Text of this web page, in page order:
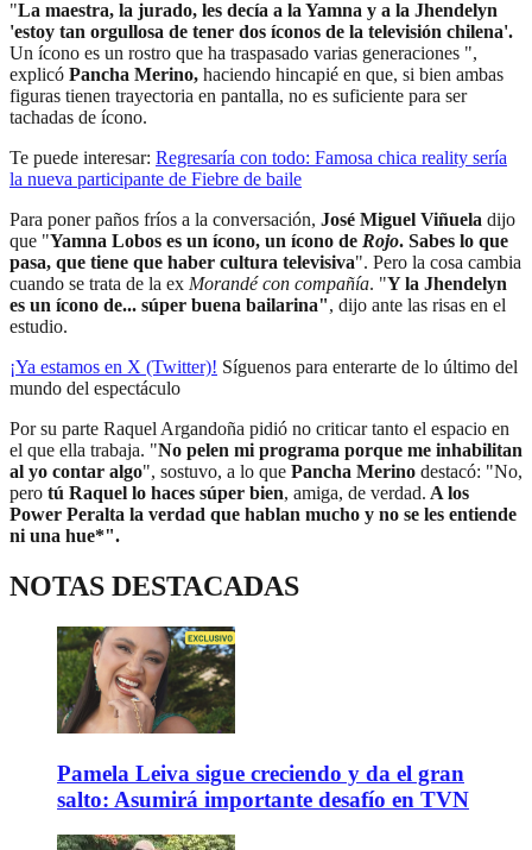
"La maestra, la jurado, les decía a la Yamna y a la Jhendelyn
'estoy tan orgullosa de tener dos íconos de la televisión chilena'.
Un ícono es un rostro que ha traspasado varias generaciones ",
explicó Pancha Merino, haciendo hincapié en que, si bien ambas
figuras tienen trayectoria en pantalla, no es suficiente para ser
tachadas de ícono.
Te puede interesar: Regresaría con todo: Famosa chica reality sería
la nueva participante de Fiebre de baile
Para poner paños fríos a la conversación, José Miguel Viñuela dijo
que "Yamna Lobos es un ícono, un ícono de Rojo. Sabes lo que
pasa, que tiene que haber cultura televisiva". Pero la cosa cambia
cuando se trata de la ex Morandé con compañía. "Y la Jhendelyn
es un ícono de... súper buena bailarina", dijo ante las risas en el
estudio.
¡Ya estamos en X (Twitter)! Síguenos para enterarte de lo último del
mundo del espectáculo
Por su parte Raquel Argandoña pidió no criticar tanto el espacio en
el que ella trabaja. "No pelen mi programa porque me inhabilitan
al yo contar algo", sostuvo, a lo que Pancha Merino destacó: "No,
pero tú Raquel lo haces súper bien, amiga, de verdad. A los
Power Peralta la verdad que hablan mucho y no se les entiende
ni una hue*".
NOTAS DESTACADAS
Pamela Leiva sigue creciendo y da el gran
salto: Asumirá importante desafío en TVN